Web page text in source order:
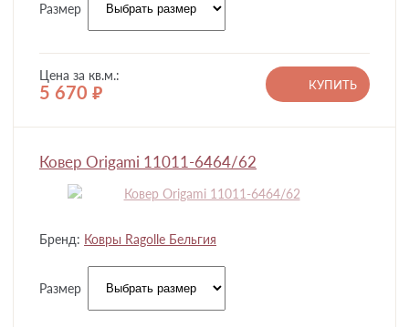
Размер
Цена за кв.м.:
5 670 руб.
КУПИТЬ
Ковер Origami 11011-6464/62
Бренд: Ковры Ragolle Бельгия
Размер